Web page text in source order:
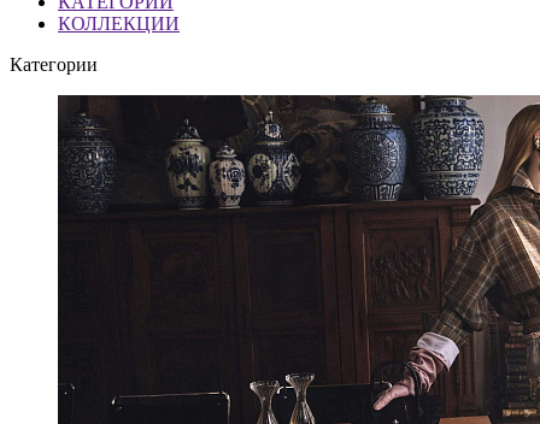
КОЛЛЕКЦИИ
Категории